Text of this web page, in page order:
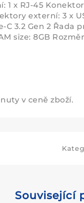
1 x RJ-45
externí: 3 x
C 3.2 Gen 2 Řada
size: 8GB
v ceně zboží.
Související